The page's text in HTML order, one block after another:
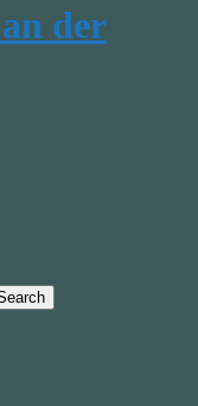
der